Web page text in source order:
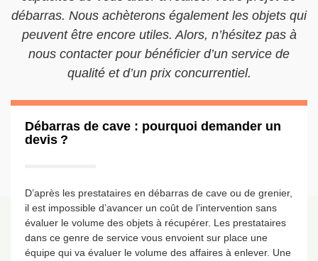
débarras. Nous achèterons également les objets qui
peuvent être encore utiles. Alors, n’hésitez pas à
nous contacter pour bénéficier d’un service de
qualité et d’un prix concurrentiel.
Débarras de cave : pourquoi demander un
devis ?
D’après les prestataires en débarras de cave ou de grenier,
il est impossible d’avancer un coût de l’intervention sans
évaluer le volume des objets à récupérer. Les prestataires
dans ce genre de service vous envoient sur place une
équipe qui va évaluer le volume des affaires à enlever. Une